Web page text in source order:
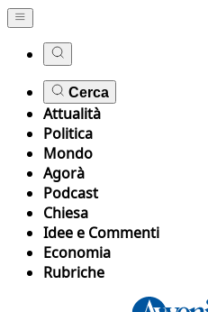
Cerca
Attualità
Politica
Mondo
Agorà
Podcast
Chiesa
Idee e Commenti
Economia
Rubriche